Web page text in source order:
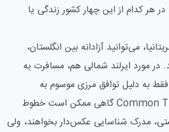
هر کدام از این چهار کشور زندگی یا
می‌توانید آزادانه بین انگلستان،
در مورد ایرلند شمالی هم، مسافرت به
به دلیل توافق مرزی موسوم به
«Common Travel Area» (CTA) گاهی ممکن است خطوط
مدرک شناسایی عکس‌دار بخواهند، ولی